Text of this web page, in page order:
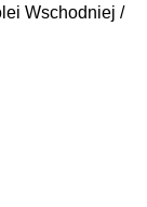
Wschodniej /